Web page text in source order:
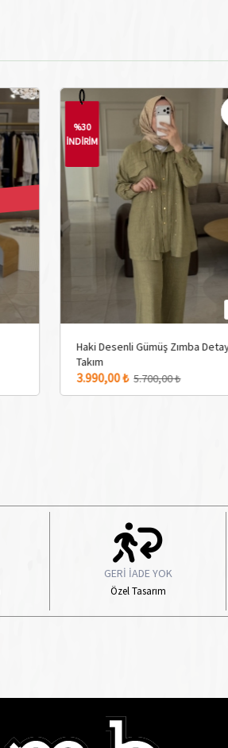
%30
İNDİRİM
3 Adet Renk Seçeneği
Haki Desenli Gümüş Zımba
Takım
3.990,00 ₺ 5.700,00 ₺
GERİ İADE YOK
Özel Tasarım